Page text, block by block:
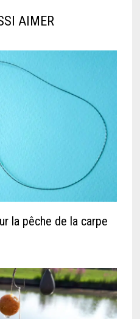
AIMER
la pêche de la carpe